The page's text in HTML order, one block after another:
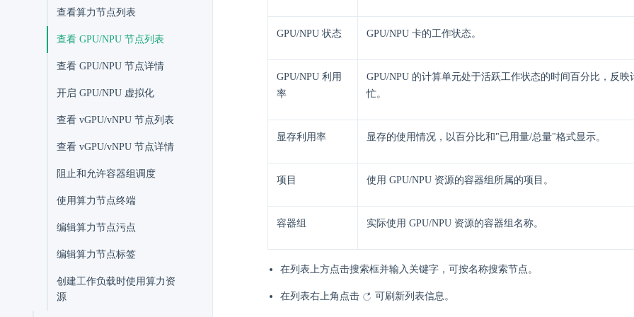
查看算力节点列表
查看 GPU/NPU 节点列表
查看 GPU/NPU 节点详情
开启 GPU/NPU 虚拟化
查看 vGPU/vNPU 节点列表
查看 vGPU/vNPU 节点详情
阻止和允许容器组调度
使用算力节点终端
编辑算力节点污点
编辑算力节点标签
创建工作负载时使用算力资
源
GPU/NPU 状态​ GPU/NPU 卡的工作状态。
GPU/NPU 利用
率​
GPU/NPU 的计算单元处于活跃工作状态的时间百分比，反映
忙。
显存利用率​ 显存的使用情况，以百分比和"已用量/总量"格式显示。
项目​ 使用 GPU/NPU 资源的容器组所属的项目。
容器组​ 实际使用 GPU/NPU 资源的容器组名称。
在列表上方点击搜索框并输入关键字，可按名称搜索节点。
在列表右上角点击 可刷新列表信息。